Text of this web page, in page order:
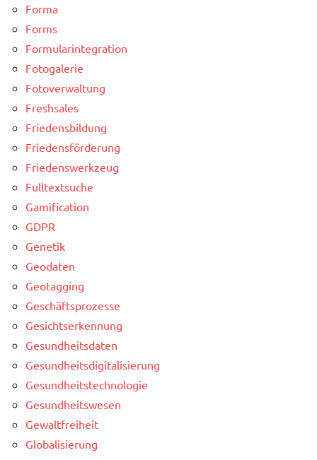
Forma
Forms
Formularintegration
Fotogalerie
Fotoverwaltung
Freshsales
Friedensbildung
Friedensförderung
Friedenswerkzeug
Fulltextsuche
Gamification
GDPR
Genetik
Geodaten
Geotagging
Geschäftsprozesse
Gesichtserkennung
Gesundheitsdaten
Gesundheitsdigitalisierung
Gesundheitstechnologie
Gesundheitswesen
Gewaltfreiheit
Globalisierung